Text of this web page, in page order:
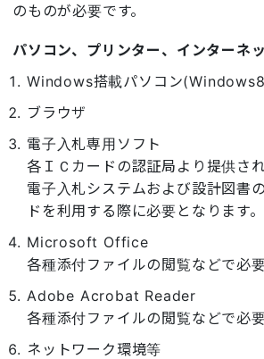
のものが必要です。
パソコン、プリンター、インターネ
Windows搭載パソコン
ブラウザ
電子入札専用ソフト
各ＩＣカードの認証局より提供され
電子入札システムおよび設計図書
ドを利用する際に必要となります。
Microsoft Office
各種添付ファイルの閲覧などで必要
Adobe Acrobat Reader
各種添付ファイルの閲覧などで必要
ネットワーク環境等